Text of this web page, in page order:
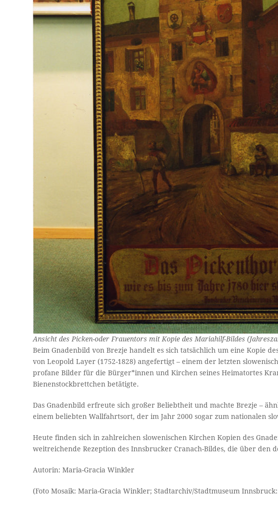
Ansicht des Picken-oder Frauentors mit Kopie des Mariahilf-Bildes
Beim Gnadenbild von Brezje handelt es sich tatsächlich um eine Kopie
von Leopold Layer (1752-1828) angefertigt – einem der letzten
profane Bilder für die Bürger*innen und Kirchen seines Heimatortes
Bienenstockbrettchen betätigte.
Das Gnadenbild erfreute sich großer Beliebtheit und machte Brezje –
einem beliebten Wallfahrtsort, der im Jahr 2000 sogar zum nationalen
Heute finden sich in zahlreichen slowenischen Kirchen Kopien des
weitreichende Rezeption des Innsbrucker Cranach-Bildes, die über den
Autorin: Maria-Gracia Winkler
(Foto Mosaik: Maria-Gracia Winkler; Stadtarchiv/Stadtmuseum Innsbruck: